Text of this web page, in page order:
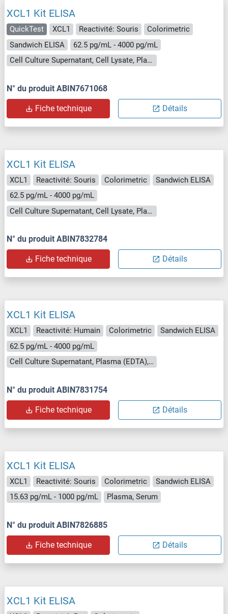
XCL1 Kit ELISA
QuickTest XCL1 Reactivité: Souris
Colorimetric
Sandwich ELISA
62.5 pg/mL - 4000 pg/mL
Cell Culture Supernatant, Cell Lysate, Plasma, Serum, Tissue Lysate
N° du produit ABIN7671068
Fiche technique Détails
XCL1 Kit ELISA
XCL1 Reactivité: Souris Colorimetric
Sandwich ELISA
62.5 pg/mL - 4000 pg/mL
Cell Culture Supernatant, Cell Lysate, Plasma (EDTA), Plasma (heparin), Serum
N° du produit ABIN7832784
Fiche technique Détails
XCL1 Kit ELISA
XCL1 Reactivité: Humain Colorimetric
Sandwich ELISA
62.5 pg/mL - 4000 pg/mL
Cell Culture Supernatant, Plasma (EDTA), Plasma (heparin), Serum
N° du produit ABIN7831754
Fiche technique Détails
XCL1 Kit ELISA
XCL1 Reactivité: Souris Colorimetric
Sandwich ELISA
15.63 pg/mL - 1000 pg/mL
Plasma, Serum
N° du produit ABIN7826885
Fiche technique Détails
XCL1 Kit ELISA